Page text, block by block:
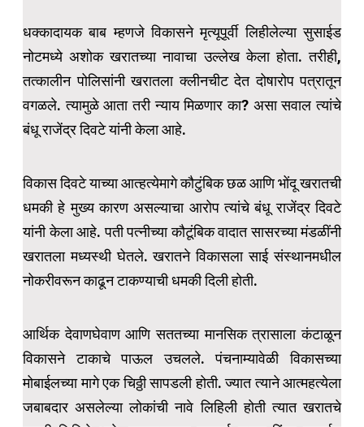
धक्कादायक बाब म्हणजे विकासने मृत्यूपूर्वी लिहीलेल्या सुसाईड
नोटमध्ये अशोक खरातच्या नावाचा उल्लेख केला होता. तरीही,
तत्कालीन पोलिसांनी खरातला क्लीनचीट देत दोषारोप पत्रातून
वगळले. त्यामुळे आता तरी न्याय मिळणार का? असा सवाल त्यांचे
बंधू राजेंद्र दिवटे यांनी केला आहे.
विकास दिवटे याच्या आत्हत्येमागे कौटुंबिक छळ आणि भोंदू खरातची
धमकी हे मुख्य कारण असल्याचा आरोप त्यांचे बंधू राजेंद्र दिवटे
यांनी केला आहे. पती पत्नीच्या कौटूंबिक वादात सासरच्या मंडळींनी
खरातला मध्यस्थी घेतले. खरातने विकासला साई संस्थानमधील
नोकरीवरून काढून टाकण्याची धमकी दिली होती.
आर्थिक देवाणघेवाण आणि सततच्या मानसिक त्रासाला कंटाळून
विकासने टाकाचे पाऊल उचलले. पंचनाम्यावेळी विकासच्या
मोबाईलच्या मागे एक चिठ्ठी सापडली होती. ज्यात त्याने आत्महत्येला
जबाबदार असलेल्या लोकांची नावे लिहिली होती त्यात खरातचे